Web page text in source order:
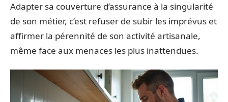
Adapter sa couverture d’assurance à la singularité
de son métier, c’est refuser de subir les imprévus et
affirmer la pérennité de son activité artisanale,
même face aux menaces les plus inattendues.